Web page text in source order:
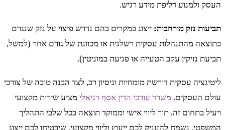
העסק ולמנוע דליפת מידע רגיש.
תביעות נזק מורחבות: ייצוג במקרים בהם נדרש פיצוי על נזק שנגרם
כתוצאה מהתנהלות עסקית רשלנית או מכוונת של גורם אחר (למשל,
תביעת נזיקין עקב הטעייה או פגיעה במוניטין).
ליטיגציה עסקית דורשת מומחיות וניסיון רב, לצד הבנה טובה של צורכי
עולם העסקים. משרד עורכי הדין אסף דניאלי מציע שירות מקצועי
ויעיל בתחום זה, תוך ליווי אישי וממוקד תוצאה בכל שלבי התהליך
המשפטי. נשמח להעניק לכם ייעוץ וליווי מקצועי, שיבטיחו לכם ייצוג